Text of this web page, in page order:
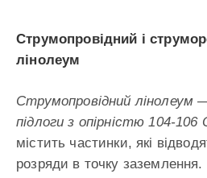
Струмопровідний і
лінолеум
Струмопровідний
підлоги з опірністю 104-106
містить частинки, які
розряди в точку заземлення.